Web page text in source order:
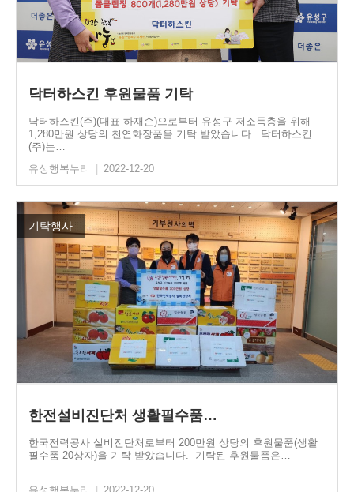
닥터하스킨 후원물품 기탁
닥터하스킨(주)(대표 하재순)으로부터 유성구 저소득층을 위해
1,280만원 상당의 천연화장품을 기탁 받았습니다. 닥터하스킨
(주)는…
유성행복누리
2022-12-20
기탁행사
한전설비진단처 생활필수품…
한국전력공사 설비진단처로부터 200만원 상당의 후원물품(생활
필수품 20상자)을 기탁 받았습니다. 기탁된 후원물품은…